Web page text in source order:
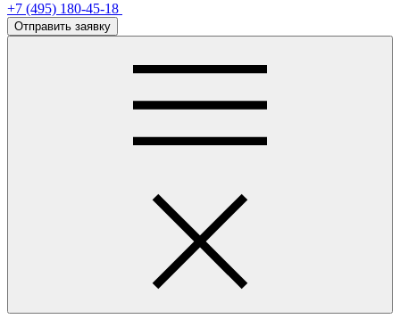
+7 (495) 180-45-18
Отправить заявку